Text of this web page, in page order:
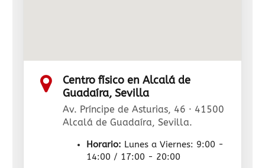
Centro físico en Alcalá de
Guadaíra, Sevilla
Av. Príncipe de Asturias, 46 · 41500
Alcalá de Guadaíra, Sevilla.
Horario: Lunes a Viernes: 9:00 -
14:00 / 17:00 - 20:00